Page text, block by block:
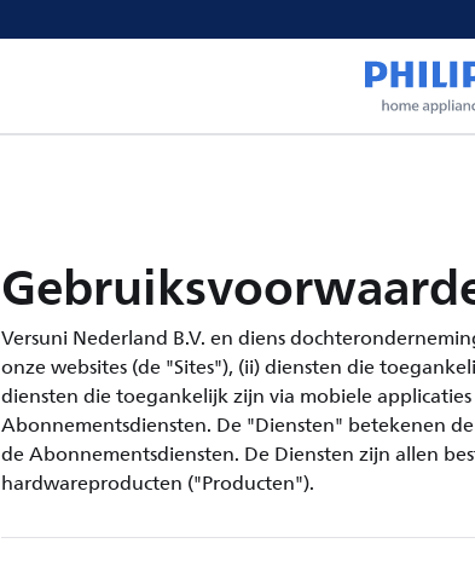
Versuni Nederland B.V. en diens
onze websites (de "Sites"), (ii) diensten die
diensten die toegankelijk zijn via mobiele
Abonnementsdiensten. De "Diensten" betekenen
de Abonnementsdiensten. De Diensten zijn allen
hardwareproducten ("Producten").